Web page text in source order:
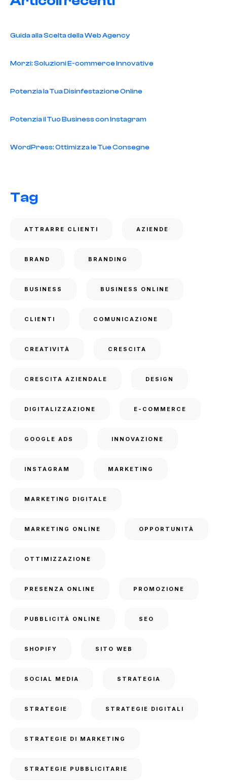
Guida alla Scelta della Web Agency
Morzi: Soluzioni E-commerce Innovative
Potenzia la Tua Disinfestazione Online
Potenzia il Tuo Business con Instagram
WordPress: Ottimizza le Tue Consegne
Tag
ATTRARRE CLIENTI AZIENDE
BRAND BRANDING
BUSINESS BUSINESS ONLINE
CLIENTI COMUNICAZIONE
CREATIVITÀ CRESCITA
CRESCITA AZIENDALE DESIGN
DIGITALIZZAZIONE E-COMMERCE
GOOGLE ADS INNOVAZIONE
INSTAGRAM MARKETING
MARKETING DIGITALE
MARKETING ONLINE OPPORTUNITÀ
OTTIMIZZAZIONE
PRESENZA ONLINE PROMOZIONE
PUBBLICITÀ ONLINE SEO
SHOPIFY SITO WEB
SOCIAL MEDIA STRATEGIA
STRATEGIE STRATEGIE DIGITALI
STRATEGIE DI MARKETING
STRATEGIE PUBBLICITARIE